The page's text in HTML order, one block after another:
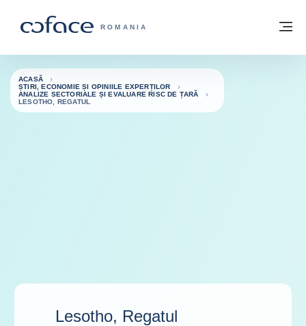
COFACE FOR TRADE - WEBSITE GRUP
ROMANIA
Înapoi la pagina de start
ACASĂ
ȘTIRI, ECONOMIE ȘI OPINIILE EXPERȚILOR
ANALIZE SECTORIALE ȘI EVALUARE RISC DE ȚARĂ
LESOTHO, REGATUL
Lesotho, Regatul